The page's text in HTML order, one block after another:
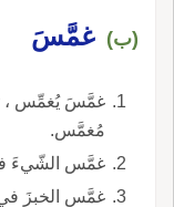
(ب) غمَّسَ
غمَّسَ يُغمِّس ،
مُغمَّس.
غمَّس الشّيءَ
غمَّس الخبزَ في